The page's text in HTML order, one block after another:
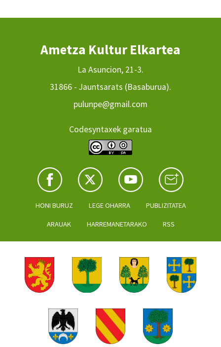
Ametza Kultur Elkartea
La Asuncion, 21-3.
31866 - Jauntsarats (Basaburua).
pulunpe@gmail.com
Codesyntaxek garatua
HONI BURUZ LEGE OHARRA PUBLIZITATEA
ARAUAK HARREMANETARAKO RSS